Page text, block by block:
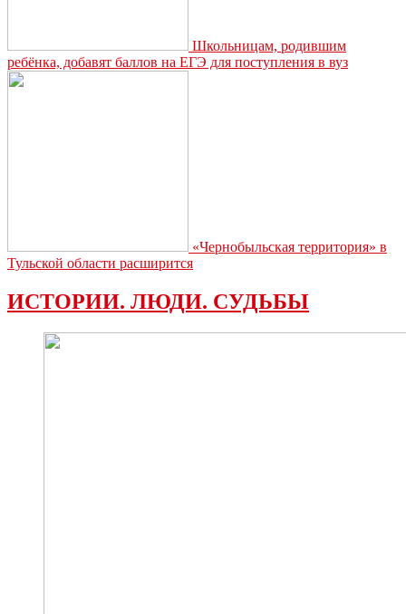
Школьницам, родившим
ребёнка, добавят баллов на ЕГЭ для поступления в вуз
«Чернобыльская территория» в
Тульской области расширится
ИСТОРИИ. ЛЮДИ. СУДЬБЫ